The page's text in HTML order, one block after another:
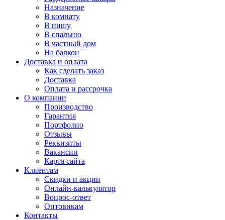
Назначение
В комнату
В нишу
В спальню
В частный дом
На балкон
Доставка и оплата
Как сделать заказ
Доставка
Оплата и рассрочка
О компании
Производство
Гарантия
Портфолио
Отзывы
Реквизиты
Вакансии
Карта сайта
Клиентам
Скидки и акции
Онлайн-калькулятор
Вопрос-ответ
Оптовикам
Контакты